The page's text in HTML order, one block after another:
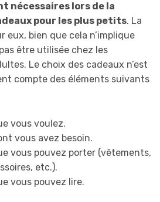
nécessaires lors de la
pour les plus petits. La
eux, bien que cela n’implique
être utilisée chez les
Le choix des cadeaux n’est
compte des éléments suivants
vous voulez.
vous avez besoin.
vous pouvez porter (vêtements,
etc.).
vous pouvez lire.